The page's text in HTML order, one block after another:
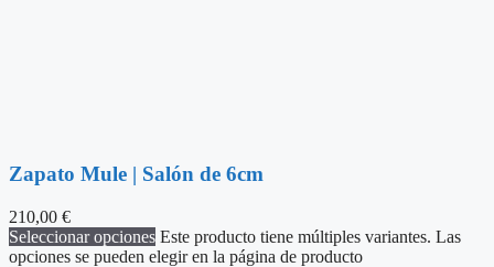
Zapato Mule | Salón de 6cm
210,00 €
Seleccionar opciones Este producto tiene múltiples variantes. Las
opciones se pueden elegir en la página de producto